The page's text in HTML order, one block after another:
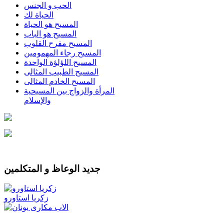
الحب و الجنس
الحياة لك
المسيح هو الحياة
المسيح هو الباب
المسيح مفرح القلوب
المسيح رجاء المهمومين
المسيح اللؤلؤة الواحدة
المسيح الطبيب المثالى
المسيح الخادم المثالى
المرأة والزواج بين المسيحية
والإسلام
جديد الوعاظ و المتكلمين
زكريا استاورو